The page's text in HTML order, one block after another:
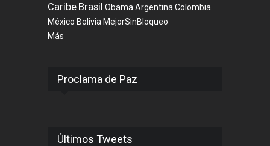
Caribe Brasil Obama Argentina Colombia
México Bolivia MejorSinBloqueo
Más
Proclama de Paz
Últimos Tweets